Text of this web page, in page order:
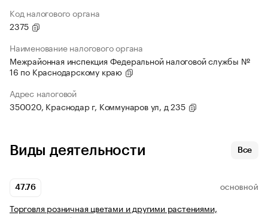
Код налогового органа
2375
Наименование налогового органа
Межрайонная инспекция Федеральной налоговой службы №
16 по Краснодарскому краю
Адрес налоговой
350020, Краснодар г, Коммунаров ул, д 235
Виды деятельности Все
47.76 ОСНОВНОЙ
Торговля розничная цветами и другими растениями,